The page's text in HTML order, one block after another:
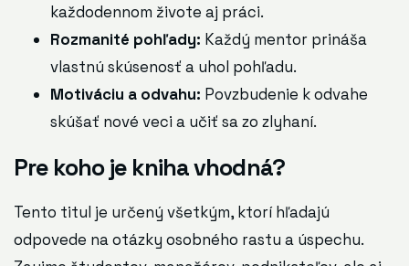
každodennom živote aj práci.
Rozmanité pohľady: Každý mentor prináša
vlastnú skúsenosť a uhol pohľadu.
Motiváciu a odvahu: Povzbudenie k odvahe
skúšať nové veci a učiť sa zo zlyhaní.
Pre koho je kniha vhodná?
Tento titul je určený všetkým, ktorí hľadajú
odpovede na otázky osobného rastu a úspechu.